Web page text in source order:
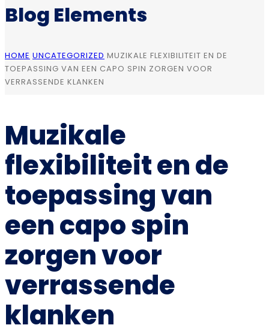
Blog Elements
HOME UNCATEGORIZED MUZIKALE FLEXIBILITEIT EN DE
TOEPASSING VAN EEN CAPO SPIN ZORGEN VOOR
VERRASSENDE KLANKEN
Muzikale
flexibiliteit en de
toepassing van
een capo spin
zorgen voor
verrassende
klanken